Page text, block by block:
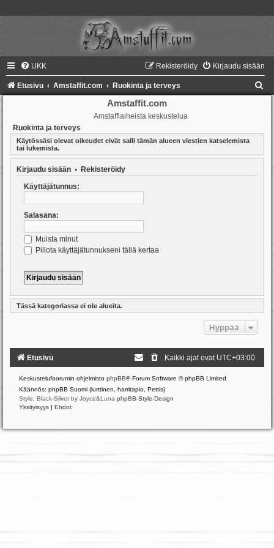
UKK Kirjaudu sisään
Rekisteröidy
Etusivu Amstaffit.com Ruokinta ja terveys
Amstaffit.com
Amstaffiaiheista keskustelua
Ruokinta ja terveys
Käytössäsi olevat oikeudet eivät salli tämän alueen viestien katselemista
tai lukemista.
Kirjaudu sisään • Rekisteröidy
Käyttäjätunnus:
Salasana:
Muista minut
Piilota käyttäjätunnukseni tällä kertaa
Tässä kategoriassa ei ole alueita.
Hyppää
Etusivu Kaikki ajat ovat UTC+03:00
Keskustelufoorumin ohjelmisto phpBB® Forum Software © phpBB Limited
Käännös: phpBB Suomi (lurttinen, harritapio, Pettis)
Style: Black-Silver by Joyce&Luna phpBB-Style-Design
Yksityisyys | Ehdot